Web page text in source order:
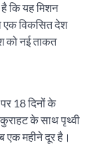
कि यह मिशन
एक विकसित देश
को नई ताकत
18 दिनों के
के साथ पृथ्वी
एक महीने दूर है।